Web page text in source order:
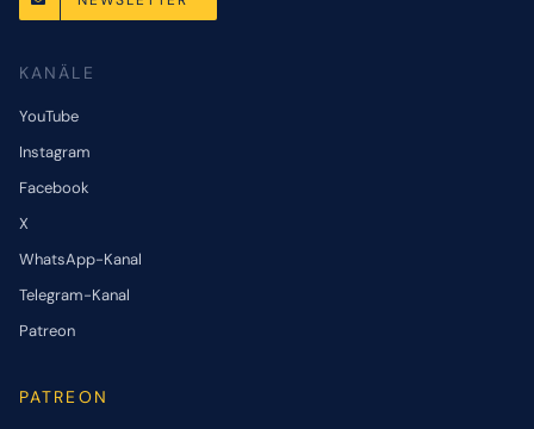
KANÄLE
YouTube
Instagram
Facebook
X
WhatsApp-Kanal
Telegram-Kanal
Patreon
PATREON